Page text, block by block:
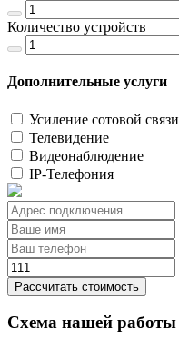
Количество устройств
Дополнительные услуги
Усиление сотовой связи
Телевидение
Видеонаблюдение
IP-Телефония
Рассчитать стоимость
Схема нашей работы